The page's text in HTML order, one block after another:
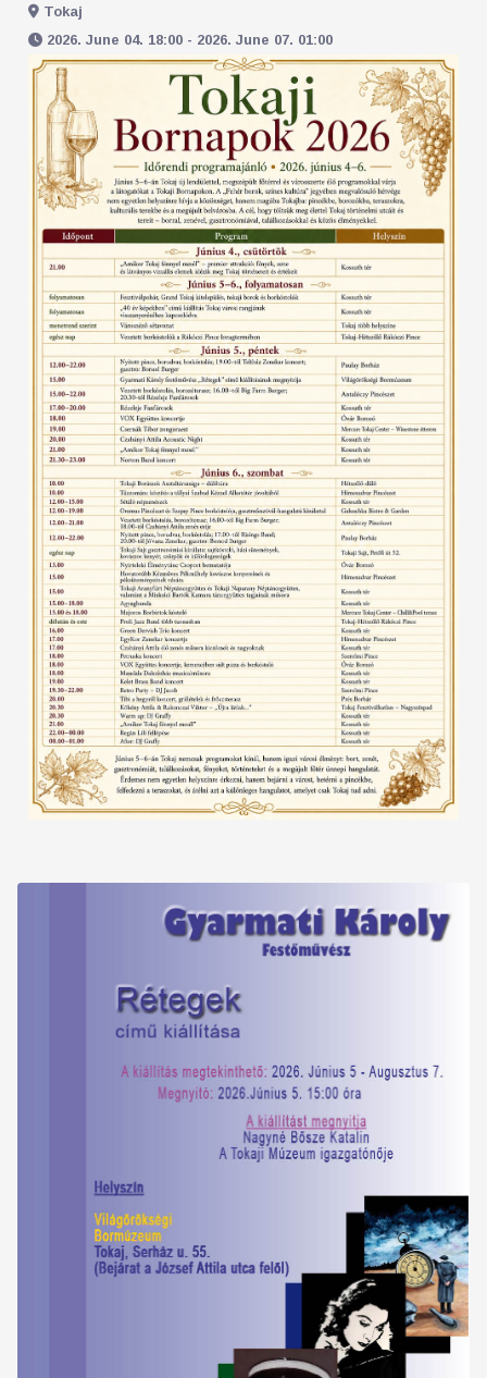
Tokaj
2026. June 04. 18:00 - 2026. June 07. 01:00